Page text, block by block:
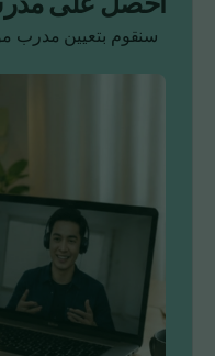
سنقوم بتعيين مدرب